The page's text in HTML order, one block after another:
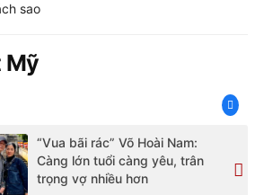
sao
Mỹ
“Vua bãi rác” Võ Hoài Nam:
Càng lớn tuổi càng yêu, trân
trọng vợ nhiều hơn